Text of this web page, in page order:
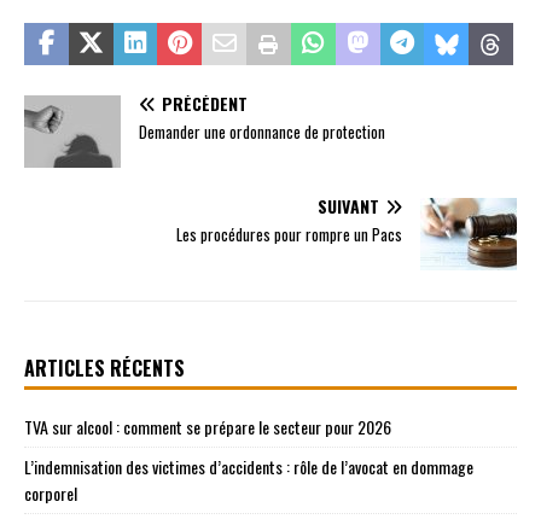
PRÉCÉDENT
Demander une ordonnance de protection
SUIVANT
Les procédures pour rompre un Pacs
ARTICLES RÉCENTS
TVA sur alcool : comment se prépare le secteur pour 2026
L’indemnisation des victimes d’accidents : rôle de l’avocat en dommage
corporel